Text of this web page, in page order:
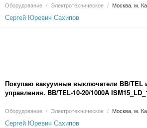
Оборудование / Электротехническое / Москва, м.
Сергей Юревич Сахипов
Покупаю вакуумные выключатели BB/TEL
управления. BB/TEL-10-20/1000А
20/1000А ISM15_LD_1(48) ; BB/TEL-10-31. 5/
ISM15_SHELL_1; BB/TEL-10-31. 5/1600А и
ISM15_SHELL_2;
Оборудование / Электротехническое / Москва, м.
Сергей Юревич Сахипов